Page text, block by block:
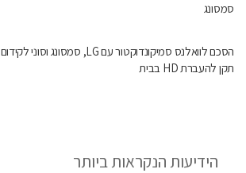
סמסונג
הסכם לוואלנס סמיקונדוקטור עם LG, סמסונג וסוני לקידום
תקן להעברת HD בבית
הידיעות הנקראות ביותר